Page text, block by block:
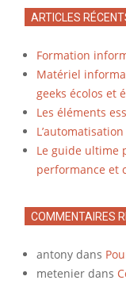
ARTICLES
Formation
Matériel
geeks écolos et
Les éléments
Le guide ultime
performance et
COMMENTAIRES
antony dans
metenier dans